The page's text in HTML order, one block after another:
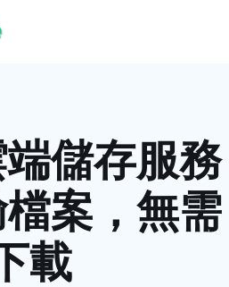
儲存服務
案，無需
載